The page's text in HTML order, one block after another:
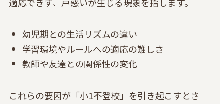
幼児期との生活リズムの違い
学習環境やルールへの適応の難しさ
教師や友達との関係性の変化
これらの要因が「小1不登校」を引き起こすとさ